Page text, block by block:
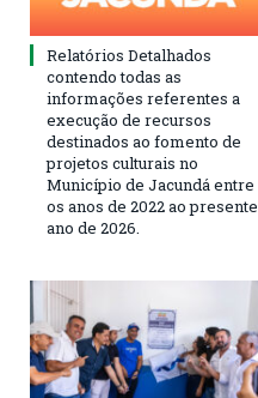
Relatórios Detalhados
contendo todas as
informações referentes a
execução de recursos
destinados ao fomento de
projetos culturais no
Município de Jacundá entre
os anos de 2022 ao presente
ano de 2026.